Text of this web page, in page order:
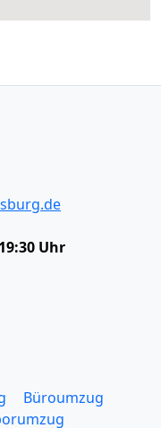
Uhr
Büroumzug